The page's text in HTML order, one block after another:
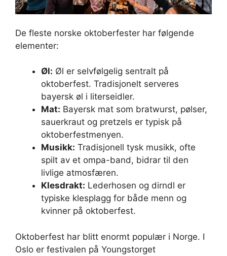
De fleste norske oktoberfester har følgende
elementer:
Øl: Øl er selvfølgelig sentralt på
oktoberfest. Tradisjonelt serveres
bayersk øl i literseidler.
Mat: Bayersk mat som bratwurst, pølser,
sauerkraut og pretzels er typisk på
oktoberfestmenyen.
Musikk: Tradisjonell tysk musikk, ofte
spilt av et ompa-band, bidrar til den
livlige atmosfæren.
Klesdrakt: Lederhosen og dirndl er
typiske klesplagg for både menn og
kvinner på oktoberfest.
Oktoberfest har blitt enormt populær i Norge. I
Oslo er festivalen på Youngstorget